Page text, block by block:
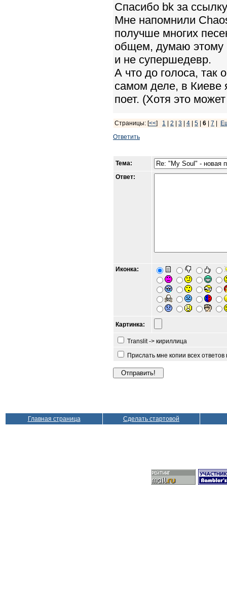
Спасибо bk за
Мне напомнили
получше многих
общем, думаю этому
и не супершедевр.
А что до голоса, так
самом деле, в Киеве
поет. (Хотя это
Страницы: [<<] 1 2 3 4 5 6 7
Ответить
Тема:
Ответ:
Иконка:
Картинка:
Translit -> кириллица
Прислать мне копии всех
Главная страница Сделать стартовой